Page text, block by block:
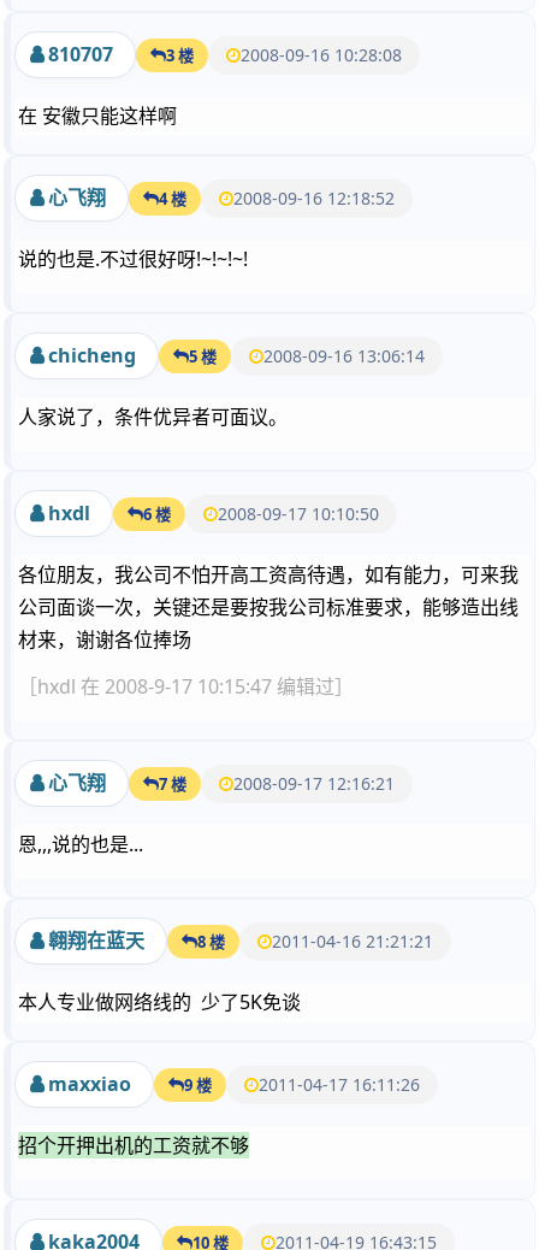
810707 3 楼 2008-09-16 10:28:08
在 安徽只能这样啊
心飞翔 4 楼 2008-09-16 12:18:52
说的也是.不过很好呀!~!~!~!
chicheng 5 楼 2008-09-16 13:06:14
人家说了，条件优异者可面议。
hxdl 6 楼 2008-09-17 10:10:50
各位朋友，我公司不怕开高工资高待遇，如有能力，可来我
公司面谈一次，关键还是要按我公司标准要求，能够造出线
材来，谢谢各位捧场
［hxdl 在 2008-9-17 10:15:47 编辑过］
心飞翔 7 楼 2008-09-17 12:16:21
恩,,,说的也是...
翱翔在蓝天 8 楼 2011-04-16 21:21:21
本人专业做网络线的 少了5K免谈
maxxiao 9 楼 2011-04-17 16:11:26
招个开押出机的工资就不够
kaka2004 10 楼 2011-04-19 16:43:15